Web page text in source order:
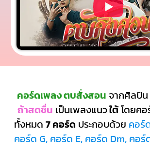
คอร์ดเพลง ตบสั่งสอน จากศิลปิน
ถ้าสดชื่น เป็นเพลงแนวใต้โดยคอ
ทั้งหมด 7 คอร์ด ประกอบด้วย คอร์
คอร์ด G, คอร์ด E, คอร์ด Dm, คอร์